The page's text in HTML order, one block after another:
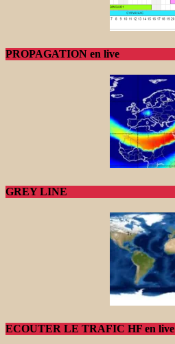
PROPAGATION en live
GREY LINE
ECOUTER LE TRAFIC HF en live